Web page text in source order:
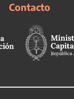
Contacto